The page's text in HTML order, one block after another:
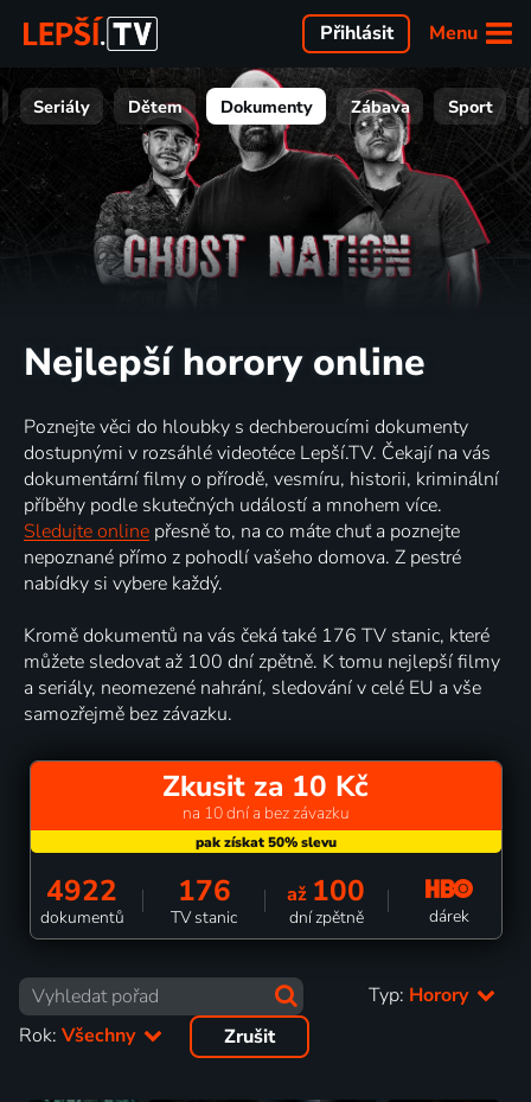
Menu
Přihlásit
Seriály Dětem Dokumenty Zábava Sport
Nejlepší horory online
Poznejte věci do hloubky s dechberoucími dokumenty
dostupnými v rozsáhlé videotéce Lepší.TV. Čekají na vás
dokumentární filmy o přírodě, vesmíru, historii, kriminální
příběhy podle skutečných událostí a mnohem více.
Sledujte online přesně to, na co máte chuť a poznejte
nepoznané přímo z pohodlí vašeho domova. Z pestré
nabídky si vybere každý.
Kromě dokumentů na vás čeká také 176 TV stanic, které
můžete sledovat až 100 dní zpětně. K tomu nejlepší filmy
a seriály, neomezené nahrání, sledování v celé EU a vše
samozřejmě bez závazku.
Zkusit za 10 Kč
na 10 dní a bez závazku
4922
dokumentů
176
TV stanic
až 100
dní zpětně dárek
Typ: Horory
Rok: Všechny Zrušit